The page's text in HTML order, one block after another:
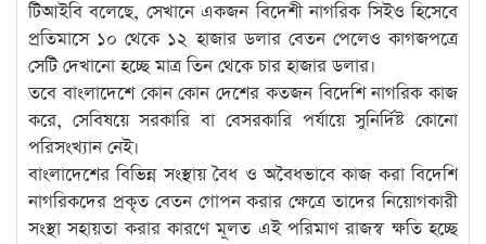
টিআইবি বলেছে, সেখানে একজন বিদেশী নাগরিক সিইও হিসেবে
প্রতিমাসে ১০ থেকে ১২ হাজার ডলার বেতন পেলেও কাগজপত্রে
সেটি দেখানো হচ্ছে মাত্র তিন থেকে চার হাজার ডলার।
তবে বাংলাদেশে কোন কোন দেশের কতজন বিদেশি নাগরিক কাজ
করে, সেবিষয়ে সরকারি বা বেসরকারি পর্যায়ে সুনির্দিষ্ট কোনো
পরিসংখ্যান নেই।
বাংলাদেশের বিভিন্ন সংস্থায় বৈধ ও অবৈধভাবে কাজ করা বিদেশি
নাগরিকদের প্রকৃত বেতন গোপন করার ক্ষেত্রে তাদের নিয়োগকারী
সংস্থা সহায়তা করার কারণে মূলত এই পরিমাণ রাজস্ব ক্ষতি হচ্ছে